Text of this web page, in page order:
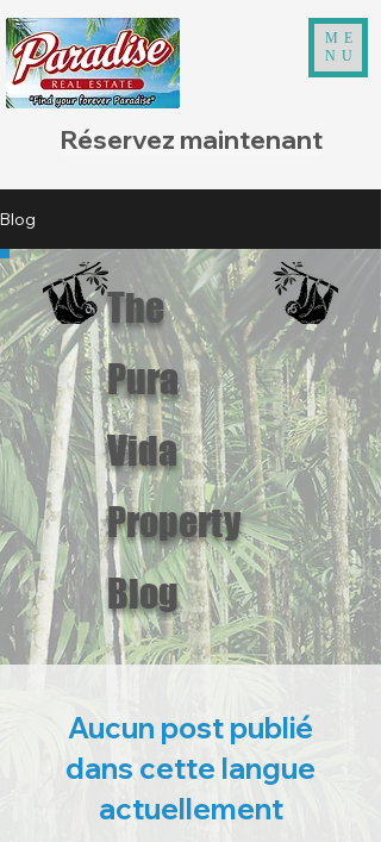
ME
NU
Réservez maintenant
Blog
The
Pura
Vida
Property
Blog
Aucun post publié
dans cette langue
actuellement